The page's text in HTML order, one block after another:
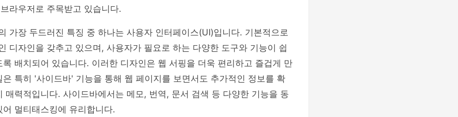
라우저로 주목받고 있습니다.
가장 두드러진 특징 중 하나는 사용자 인터페이스(UI)입니다. 기본적으로
디자인을 갖추고 있으며, 사용자가 필요로 하는 다양한 도구와 기능이 쉽
록 배치되어 있습니다. 이러한 디자인은 웹 서핑을 더욱 편리하고 즐겁게 만
은 특히 '사이드바' 기능을 통해 웹 페이지를 보면서도 추가적인 정보를 확
매력적입니다. 사이드바에서는 메모, 번역, 문서 검색 등 다양한 기능을 동
멀티태스킹에 유리합니다.